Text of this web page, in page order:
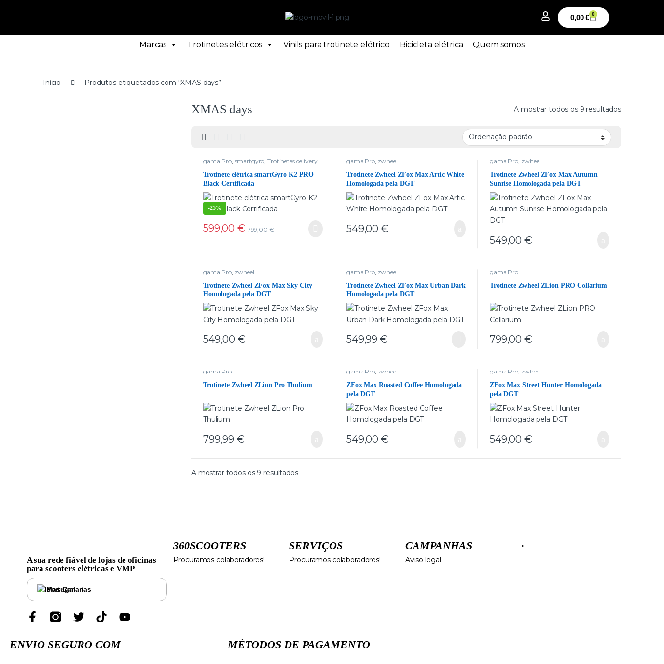
0,00€ 0
Marcas Trotinetes elétricos Vinils para trotinete elétrico Bicicleta elétrica Quem somos
Início Produtos etiquetados com “XMAS days”
XMAS days A mostrar todos os 9 resultados
gama Pro, smartgyro,Trotinetes delivery
Trotinete elétrica smartGyro K2 PRO
Black Certificada
-25%
599,00€ 799,00€
gama Pro, zwheel
Trotinete Zwheel ZFox Max Artic White
Homologada pela DGT
549,00 €
gama Pro, zwheel
Trotinete Zwheel ZFox Max Autumn
Sunrise Homologada pela DGT
549,00 €
gama Pro, zwheel
Trotinete Zwheel ZFox Max Sky City
Homologada pela DGT
549,00€
gama Pro, zwheel
Trotinete Zwheel ZFox Max Urban Dark
Homologada pela DGT
549,99 €
gama Pro
Trotinete Zwheel ZLion PRO Collarium
799,00 €
gama Pro
Trotinete Zwheel ZLion Pro Thulium
799,99€
gama Pro, zwheel
ZFox Max Roasted Coffee Homologada
pela DGT
549,00 €
gama Pro, zwheel
ZFox Max Street Hunter Homologada
pela DGT
549,00 €
A mostrar todos os 9 resultados
A sua rede fiável de lojas de oficinas
para scooters elétricas e VMP
Portugal
360SCOOTERS
Procuramos colaboradores!
SERVIÇOS
Procuramos colaboradores!
CAMPANHAS
Aviso legal
·
ENVIO SEGURO COM MÉTODOS DE PAGAMENTO